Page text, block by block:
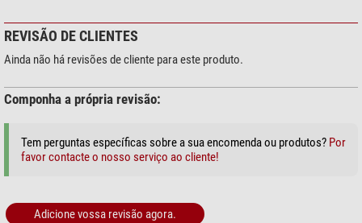
REVISÃO DE CLIENTES
Ainda não há revisões de cliente para este produto.
Componha a própria revisão:
Tem perguntas específicas sobre a sua encomenda ou produtos? Por
favor contacte o nosso serviço ao cliente!
Adicione vossa revisão agora.